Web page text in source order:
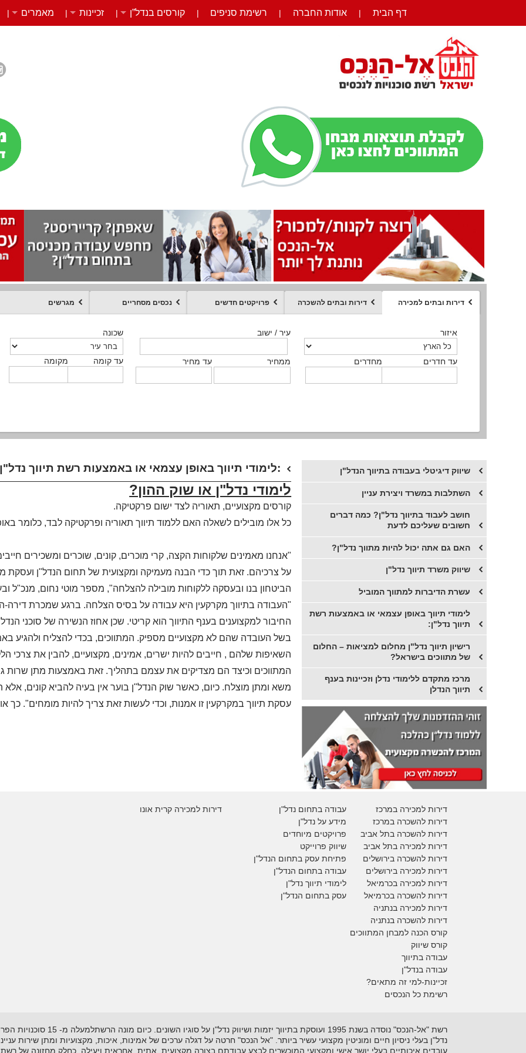
דף הבית | אודות החברה | רשימת סניפים | קורסים בנדל”ן | זכיינות | מאמרים |
דירות ובתים למכירה דירות ובתים להשכרה פרויקטים חדשים נכסים מסחריים מגרשים
איזור
מחדרים עד חדרים
עיר / ישוב
ממחיר עד מחיר
שכונה
מקומה עד קומה
איזור
מחדרים עד חדרים
עיר / ישוב
ממחיר עד מחיר
שכונה
מקומה עד קומה
איזור
מחדרים עד חדרים
עיר / ישוב
ממחיר עד מחיר
שכונה
מקומה עד קומה
איזור
סוג הנכס
עיר / ישוב
ממחיר עד מחיר
שכונה
מקומה עד קומה
סוג הנכס ממחיר מקומה איזור
מחדרים עד חדרים
עיר / ישוב
מקומה עד קומה
שכונה
טקסט חופשי
איזור
סוג הנכס
עיר / ישוב
ממחיר עד מחיר
שכונה
מקומה עד קומה
​לימודי תיווך באופן עצמאי או באמצעות רשת תיווך נדל"ן:
לימודי נדל"ן או שוק ההון?
קורסים מקצועיים, תאוריה לצד ישום פרקטיקה.
כל אלו מובילים לשאלה האם ללמוד תיווך תאוריה ופרקטיקה לבד, כלומר
"אנחנו מאמינים שלקוחות הקצה, קרי מוכרים, קונים, שוכרים ומשכירים
על צרכיהם. זאת תוך כדי הבנה מעמיקה ומקצועית של תחום הנדל"ן ועסקת
הביטחון בנו ובעסקה ללקוחות מובילה להצלחה", מספר מוטי נחום, מנכ"ל
"העבודה בתיווך מקרקעין היא עבודה על בסיס הצלחה. ברגע שמכרת
החיבור למקצוענים בענף התיווך הוא קריטי. שכן אחוז הנשירה של סוכני
בשל העובדה שהם לא מקצועיים מספיק. המתווכים, בכדי להצליח ולהגיע
השאיפות שלהם , חייבים להיות ישרים, אמינים, מקצועיים, להבין את
המתווכים וכיצד הם מצדיקים את עצמם בתהליך. זאת באמצעות מתן שרות
משא ומתן מוצלח. כיום, כאשר שוק הנדל"ן בוער אין בעיה להביא קונים,
עסקת תיווך במקרקעין זו אמנות, וכדי לעשות זאת צריך להיות מומחים".
​שיווק דיגיטלי בעבודה בתיווך הנדל"ן
השתלבות במשרד ויצירת עניין
חושב לעבוד בתיווך נדל"ן? כמה דברים
חשובים שעליכם לדעת
​האם גם אתה יכול להיות מתווך נדל"ן?
שיווק משרד תיווך נדל"ן
​עשרת הדיברות למתווך המוביל
​לימודי תיווך באופן עצמאי או באמצעות רשת
תיווך נדל"ן:
​רישיון תיווך נדל"ן מחלום למציאות – החלום
של מתווכים בישראל?
מרכז מתקדם ללימודי נדלן וזכיינות בענף
תיווך הנדלן
דירות למכירה קרית אונו
דירות למכירה במרכז
דירות להשכרה במרכז
דירות להשכרה בתל אביב
דירות למכירה בתל אביב
דירות להשכרה בירושלים
דירות למכירה בירושלים
דירות למכירהבכרמיאל
דירות להשכרהבכרמיאל
דירות למכירה בנתניה
דירות להשכרה בנתניה
קורס הכנה למבחן המתווכים
קורס שיווק
עבודה בתיווך
עבודה בנדל"ן
זכיינות-למי זה מתאים?
עבודה בתחום נדל"ן
מידע על נדל"ן
פרויקטים מיוחדים
שיווק פרוייקט
פתיחת עסק בתחום הנדל"ן
עבודה בתחום הנדל"ן
לימודי תיווך נדל"ן
עסק בתחום הנדל"ן
רשימת כל הנכסים
רשת "אל-הנכס" נוסדה בשנת 1995
נדל"ן בעלי ניסיון חיים ומוניטין מקצועי עשיר ביותר. "אל הנכס" חרטה על דגלה ערכים של אמינות, איכות, מקצועיות ומתן שירות
עובדים איכותיים בעלי יושר אישי ומקצועי המוכשרים לבצע עבודתם בצורה מקצועית, אתית, אחראית ויעילה. כחלק מחזונה של